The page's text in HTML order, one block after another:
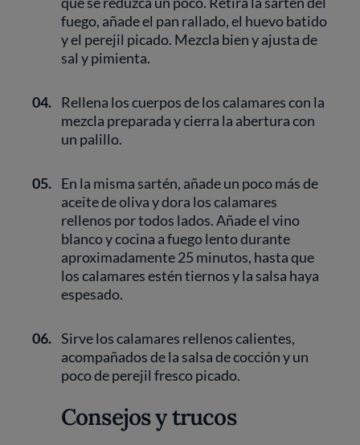
fuego, añade el pan rallado, el huevo batido
y el perejil picado. Mezcla bien y ajusta de
sal y pimienta.
04. Rellena los cuerpos de los calamares con la
mezcla preparada y cierra la abertura con
un palillo.
05. En la misma sartén, añade un poco más de
aceite de oliva y dora los calamares
rellenos por todos lados. Añade el vino
blanco y cocina a fuego lento durante
aproximadamente 25 minutos, hasta que
los calamares estén tiernos y la salsa haya
espesado.
06. Sirve los calamares rellenos calientes,
acompañados de la salsa de cocción y un
poco de perejil fresco picado.
Consejos y trucos